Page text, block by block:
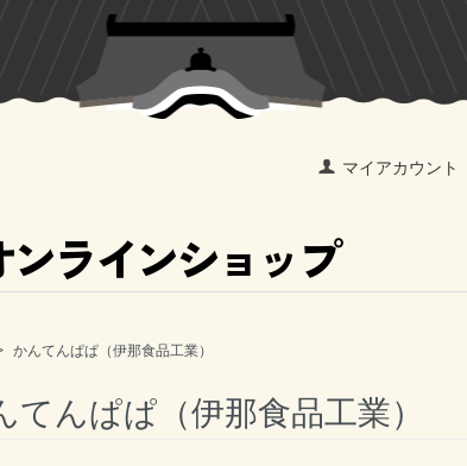
マイアカウント
ンラインショップ
かんてんぱぱ（伊那食品工業）
てんぱぱ（伊那食品工業）